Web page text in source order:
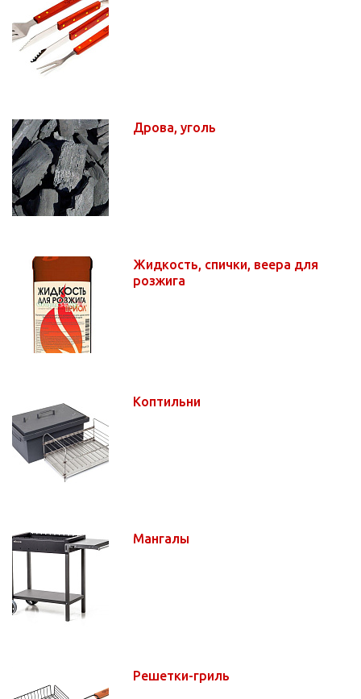
Дрова, уголь
Жидкость, спички, веера для
розжига
Коптильни
Мангалы
Решетки-гриль